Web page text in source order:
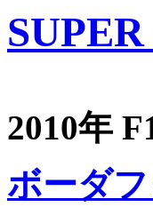
2010年
ボーダ